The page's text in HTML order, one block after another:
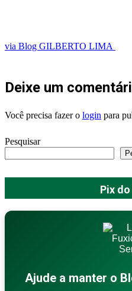
via Blog GILBERTO LIMA
Deixe um
Você precisa fazer o login para
Pesquisar
Pix
Ajude a manter o